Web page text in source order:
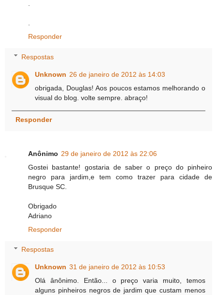
Responder
Respostas
Unknown 26 de janeiro de 2012 às 14:03
obrigada, Douglas! Aos poucos estamos melhorando o
visual do blog. volte sempre. abraço!
Responder
Anônimo 29 de janeiro de 2012 às 22:06
Gostei bastante! gostaria de saber o preço do pinheiro
negro para jardim,e tem como trazer para cidade de
Brusque SC.
Obrigado
Adriano
Responder
Respostas
Unknown 31 de janeiro de 2012 às 10:53
Olá ânônimo. Então... o preço varia muito, temos
alguns pinheiros negros de jardim que custam menos